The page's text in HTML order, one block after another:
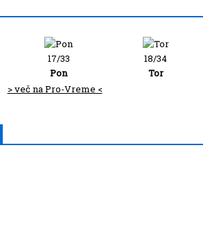
17/33
Pon
18/34
Tor
> več na Pro-Vreme <